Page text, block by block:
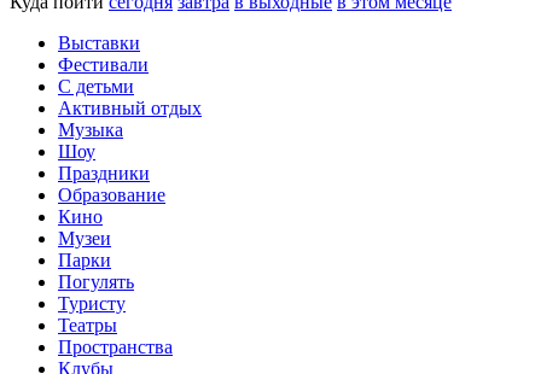
Выставки
Фестивали
С детьми
Активный отдых
Музыка
Шоу
Праздники
Образование
Кино
Музеи
Парки
Погулять
Туристу
Театры
Пространства
Клубы